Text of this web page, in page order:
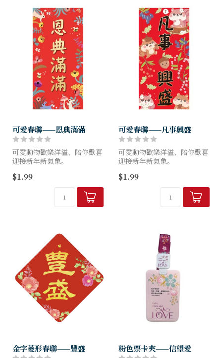
可愛春聯——恩典滿滿
可愛動物歡樂洋溢、陪你歡喜
迎接新年新氣象。
更新；
恩典豐盛更有餘，每日生活更
$1.99
可愛春聯——凡事興盛
可愛動物歡樂洋溢、陪你歡喜
迎接新年新氣象。
更新；
恩典豐盛更有餘，每日生活更
$1.99
金字菱形春聯——豐盛 粉色票卡夾——信望愛